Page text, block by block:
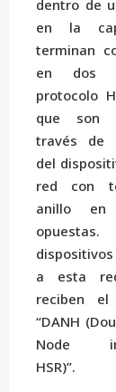
dentro de
en la
terminan
en dos
protocolo
que son
través de
del
red con
anillo en
a esta
reciben
“DANH
Node
HSR)”.